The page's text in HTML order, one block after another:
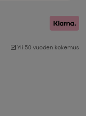
Yli 50 vuoden kokemus